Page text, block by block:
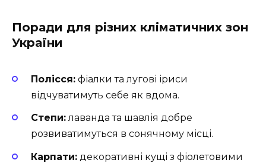
Поради для різних кліматичних зон
України
Полісся: фіалки та лугові іриси
відчуватимуть себе як вдома.
Степи:лаванда та шавлія добре
розвиватимуться в сонячному місці.
Карпати: декоративні кущі з фіолетовими